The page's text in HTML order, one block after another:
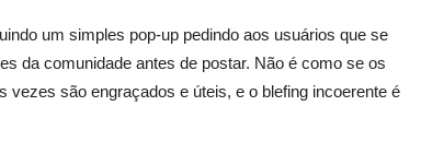
um simples pop-up pedindo aos usuários que se
da comunidade antes de postar. Não é como se os
são engraçados e úteis, e o blefing incoerente é